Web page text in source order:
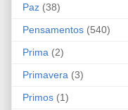
Paz (38)
Pensamentos (540)
Prima (2)
Primavera (3)
Primos (1)